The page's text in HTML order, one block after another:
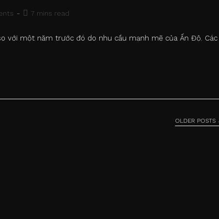
Reading
7 mins read
với một năm trước đó do nhu cầu mạnh mẽ của Ấn Độ. Các
OLDER POSTS